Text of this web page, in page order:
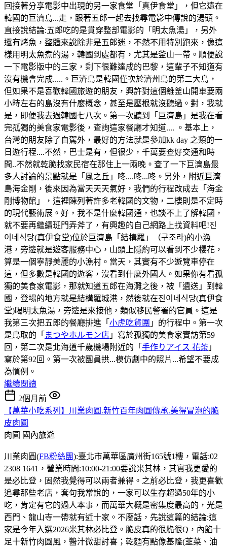
回接著分享電影中出現的另一家食堂「真伊食堂」，但它遠在
韓國的巨濟島...走，跟著五郎一起去找尋電影中傳說的湯頭。
直接說結論:五郎吃的是貫穿整部電影的「明太魚湯」，另外
還有烤魚，整體來說除非是五郎迷，不然不用特別跑來，像這
樣用明太魚煮的湯，韓國到處都有，尤其是釜山一帶。順便說
一下電影版中的三家，剩下很難達成的巴黎，這輩子不知道有
沒有機會完成.....。巨濟島是韓國僅次於濟州島的第二大島，
但如果不是喜歡韓國旅遊的朋友，興許對這個離釜山開車要兩
小時左右的島沒有什麼概念，甚至是壓根就沒聽過。對，我就
是，即便我去過韓國七八次。第一次聽到「巨濟島」是我在看
完孤獨的美食家電影後，查詢這家餐廳才知道.... 。基本上，
台灣的朋友除了自駕外，最好的方法就是參加kk day 之類的一
日遊行程....不然，巴士是有，但很少，千萬要查好交通和時
間..不然就乾脆找家民宿在那住上一兩晚。查了一下巨濟島最
多人討論的景點就是「風之丘」咚....咚...咚。另外，附近巨濟
島海金剛，後來因為當天天天氣好，我們的行程改成去「海金
剛博物館」，這裡陳列著許多老韓國的文物，二樓則是不定時
的現代藝術展。好，我不是什麼韓國通，也談不上了解韓國，
就不要再繼續班門弄斧了，有興趣的自己網路上找資料吧!진
이네식당(真伊食堂)位於巨濟島「結構羅」（구조라)的小漁
港，旁邊就是遊客服務中心，山頭上隱約可以看到不少櫻花，
算是一個寧靜美麗的小漁村。當天，其實有不少遊覽車停在
這，但多數是韓國的遊客，沒看到什麼外國人。如果你有看孤
獨的美食家電影，那就知道五郎在海灘之後，被「遺送」到韓
國，登場的地方就是結構羅城港，然後就在진이네식당(真伊食
堂)喝明太魚湯，旁邊是來接他，類似移民警署的官員。這是
我第三次把五郎的餐廳排進「 小虎吃貨團 」的行程中。第一次
是鳥取的「 まつやホルモン店 」寫於孤獨的美食家實訪第59
回，第二次是北海道千歲機場附近的「 手作りアイス 花茶 」
寫於第92回。第一次被團員拱...模仿劇中的照片...希望不要成
為慣例。
繼續閱讀
2個月前
【萬華小吃系列】川業肉圓.新竹百年肉圓傳承.美得冒泡的脆
皮肉圓
肉圓 國內旅遊
川業肉圓(FB粉絲團):臺北市萬華區廣州街165號1樓，電話:02
2308 1641，營業時間:10:00-21:00要說米其林，其實我更愛的
是必比登，固然我覺得可以兩者兼得。之前必比登，我更喜歡
追尋那些老店，套句我常說的，一家可以生存超過50年的小
吃，肯定有它的過人本事，而萬華大概是密集度最高的，光是
西門、龍山寺一帶就有近十家。不廢話，先說這篇的結論:這
家是今年入選2026米其林必比登。脆皮真的很脆很Q，內餡十
足十新竹肉圓風，醬汁微甜討喜；乾麵有點像基隆(韮菜、油